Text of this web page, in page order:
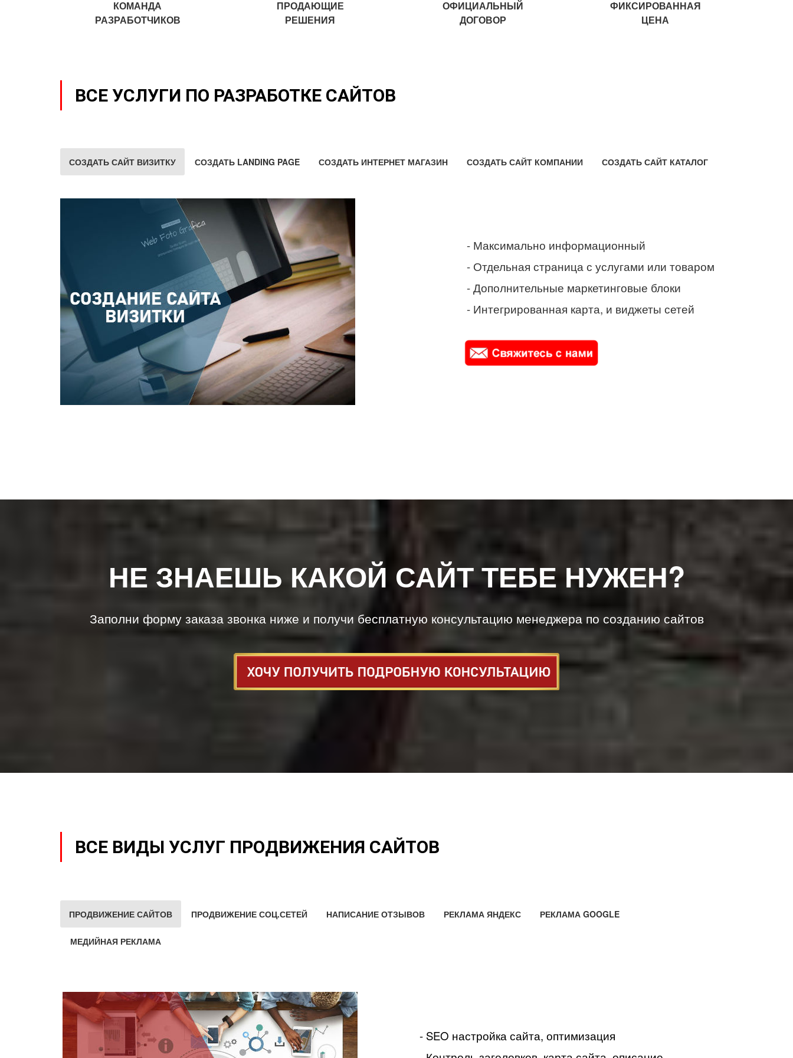
КОМАНДА
РАЗРАБОТЧИКОВ
ПРОДАЮЩИЕ
РЕШЕНИЯ
ОФИЦИАЛЬНЫЙ
ДОГОВОР
ФИКСИРОВАННАЯ
ЦЕНА
ВСЕ УСЛУГИ ПО РАЗРАБОТКЕ САЙТОВ
СОЗДАТЬ САЙТ ВИЗИТКУ СОЗДАТЬ LANDING PAGE СОЗДАТЬ ИНТЕРНЕТ МАГАЗИН СОЗДАТЬ САЙТ КОМПАНИИ СОЗДАТЬ САЙТ КАТАЛОГ
- Максимально информационный
- Отдельная страница с услугами или товаром
- Дополнительные маркетинговые блоки
- Интегрированная карта, и виджеты сетей
НЕ ЗНАЕШЬ КАКОЙ САЙТ ТЕБЕ НУЖЕН?
Заполни форму заказа звонка ниже и получи бесплатную консультацию менеджера по созданию сайтов
ВСЕ ВИДЫ УСЛУГ ПРОДВИЖЕНИЯ САЙТОВ
ПРОДВИЖЕНИЕ САЙТОВ ПРОДВИЖЕНИЕ СОЦ.СЕТЕЙ НАПИСАНИЕ ОТЗЫВОВ РЕКЛАМА ЯНДЕКС РЕКЛАМА GOOGLE
МЕДИЙНАЯ РЕКЛАМА
- SEO настройка сайта, оптимизация